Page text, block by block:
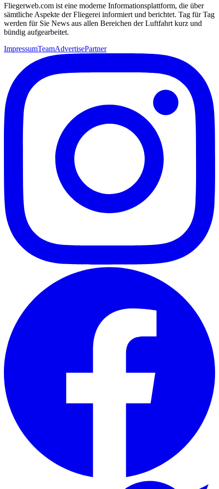
Fliegerweb.com ist eine moderne Informationsplattform, die über
sämtliche Aspekte der Fliegerei informiert und berichtet. Tag für Tag
werden für Sie News aus allen Bereichen der Luftfahrt kurz und
bündig aufgearbeitet.
ImpressumTeamAdvertisePartner